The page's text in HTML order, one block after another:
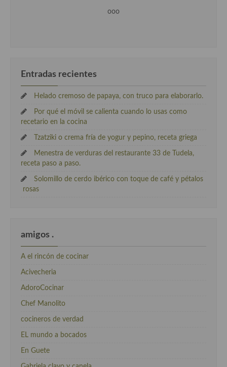
ooo
Entradas recientes
Helado cremoso de papaya, con truco para elaborarlo.
Por qué el móvil se calienta cuando lo usas como
recetario en la cocina
Tzatziki o crema fría de yogur y pepino, receta griega
Menestra de verduras del restaurante 33 de Tudela,
receta paso a paso.
Solomillo de cerdo ibérico con toque de café y pétalos
rosas
amigos .
A el rincón de cocinar
Acivecheria
AdoroCocinar
Chef Manolito
cocineros de verdad
EL mundo a bocados
En Guete